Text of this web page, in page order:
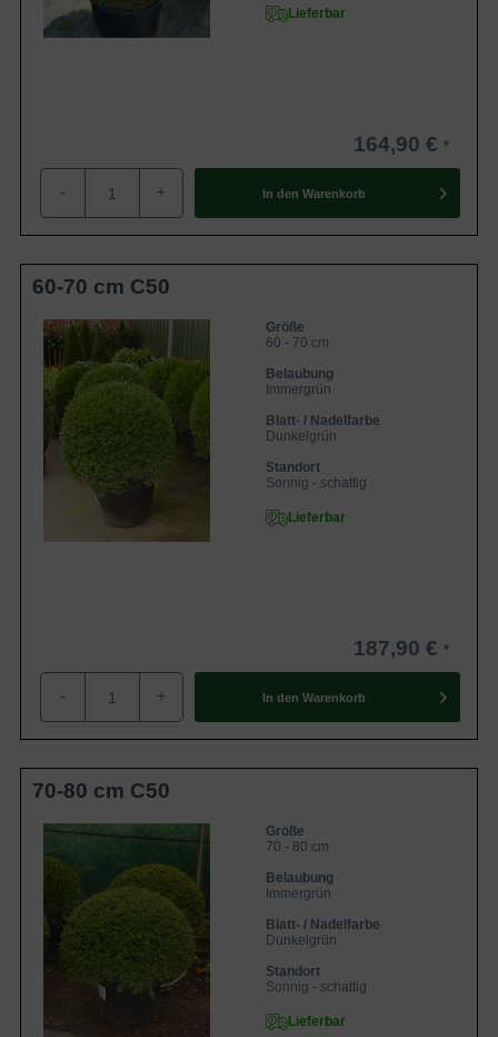
Lieferbar
164,90 €
- + In den Warenkorb
60-70 cm C50
Größe
60 - 70 cm
Belaubung
Immergrün
Blatt- / Nadelfarbe
Dunkelgrün
Standort
Sonnig - schattig
Lieferbar
187,90 €
- + In den Warenkorb
70-80 cm C50
Größe
70 - 80 cm
Belaubung
Immergrün
Blatt- / Nadelfarbe
Dunkelgrün
Standort
Sonnig - schattig
Lieferbar